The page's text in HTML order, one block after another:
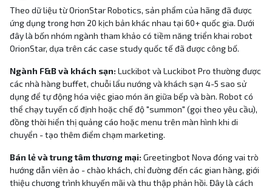
Theo dữ liệu từ OrionStar Robotics, sản phẩm của hãng đã được
ứng dụng trong hơn 20 kịch bản khác nhau tại 60+ quốc gia. Dưới
đây là bốn nhóm ngành tham khảo có tiềm năng triển khai robot
OrionStar, dựa trên các case study quốc tế đã được công bố.
Ngành F&B và khách sạn: Luckibot và Luckibot Pro thường được
các nhà hàng buffet, chuỗi lẩu nướng và khách sạn 4-5 sao sử
dụng để tự động hóa việc giao món ăn giữa bếp và bàn. Robot có
thể chạy tuyến cố định hoặc chế độ "summon" (gọi theo yêu cầu),
đồng thời hiển thị quảng cáo hoặc menu trên màn hình khi di
chuyển - tạo thêm điểm chạm marketing.
Bán lẻ và trung tâm thương mại: Greetingbot Nova đóng vai trò
hướng dẫn viên ảo - chào khách, chỉ đường đến các gian hàng, giới
thiệu chương trình khuyến mãi và thu thập phản hồi. Đây là cách